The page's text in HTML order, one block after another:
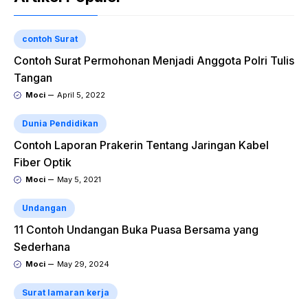
contoh Surat
Contoh Surat Permohonan Menjadi Anggota Polri Tulis
Tangan
Moci April 5, 2022
Dunia Pendidikan
Contoh Laporan Prakerin Tentang Jaringan Kabel
Fiber Optik
Moci May 5, 2021
Undangan
11 Contoh Undangan Buka Puasa Bersama yang
Sederhana
Moci May 29, 2024
Surat lamaran kerja